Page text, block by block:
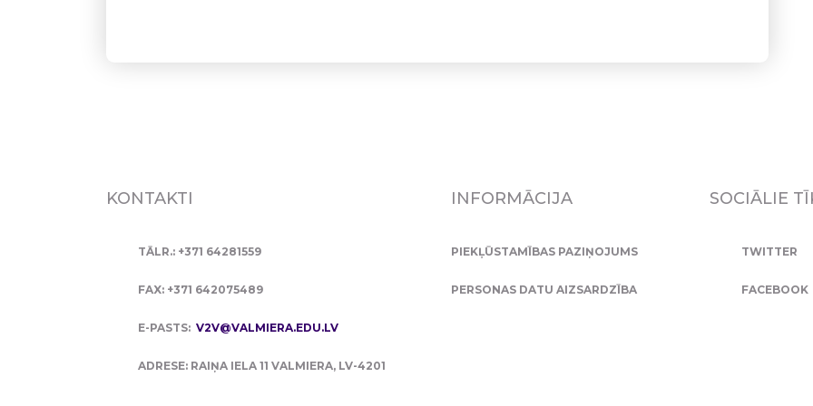
KONTAKTI
TĀLR.: +371 64281559
FAX: +371 642075489
E-PASTS: V2V@VALMIERA.EDU.LV
ADRESE: RAIŅA IELA 11 VALMIERA, LV-4201
INFORMĀCIJA
PIEKĻŪSTAMĪBAS PAZIŅOJUMS
PERSONAS DATU AIZSARDZĪBA
SOCIĀLIE
TWITTER
FACEBOOK